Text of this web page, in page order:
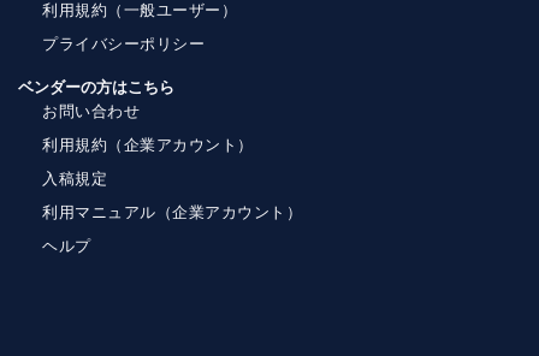
利用規約（一般ユーザー）
プライバシーポリシー
ベンダーの方はこちら
お問い合わせ
利用規約（企業アカウント）
入稿規定
利用マニュアル（企業アカウント）
ヘルプ